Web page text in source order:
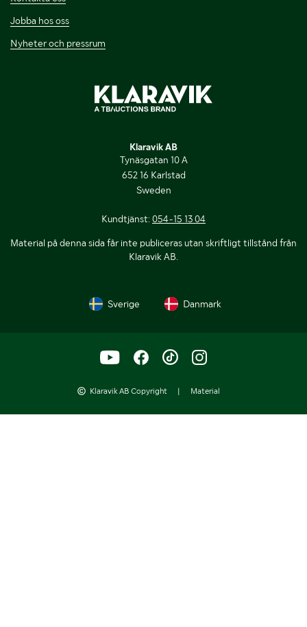
Jobba hos oss
Nyheter och pressrum
Klaravik AB
Tynäsgatan 10 A
652 16 Karlstad
Sweden
Kundtjänst: 054-15 13 04
Material på denna sida får inte publiceras utan skriftligt tillstånd från
Klaravik AB.
Sverige Danmark
Klaravik AB Copyright | Material